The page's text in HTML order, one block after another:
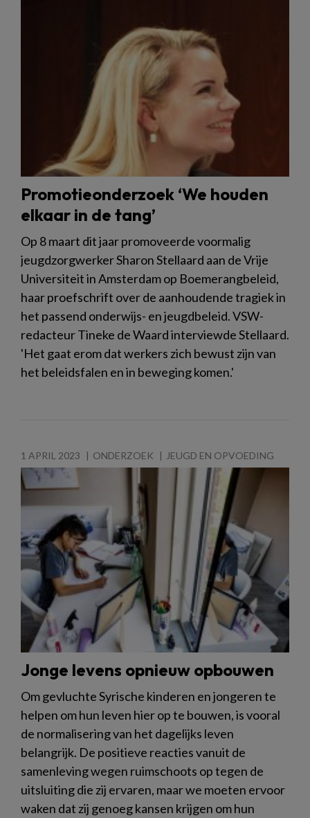
Promotieonderzoek ‘We houden
elkaar in de tang’
Op 8 maart dit jaar promoveerde voormalig
jeugdzorgwerker Sharon Stellaard aan de Vrije
Universiteit in Amsterdam op Boemerangbeleid,
haar proefschrift over de aanhoudende tragiek in
het passend onderwijs- en jeugdbeleid. VSW-
redacteur Tineke de Waard interviewde Stellaard.
'Het gaat erom dat werkers zich bewust zijn van
het beleidsfalen en in beweging komen.'
1 APRIL 2023 ONDERZOEK JEUGD EN OPVOEDING
Jonge levens opnieuw opbouwen
Om gevluchte Syrische kinderen en jongeren te
helpen om hun leven hier op te bouwen, is vooral
de normalisering van het dagelijks leven
belangrijk. De positieve reacties vanuit de
samenleving wegen ruimschoots op tegen de
uitsluiting die zij ervaren, maar we moeten ervoor
waken dat zij genoeg kansen krijgen om hun